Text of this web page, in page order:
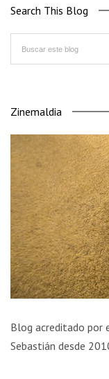
Search This Blog
Zinemaldia
Blog acreditado por
Sebastián desde